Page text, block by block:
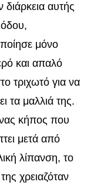
διάρκεια αυτής
μόνο
και απαλό
τριχωτό για να
τα μαλλιά της.
κήπος που
μετά από
λίπανση, το
χρειαζόταν